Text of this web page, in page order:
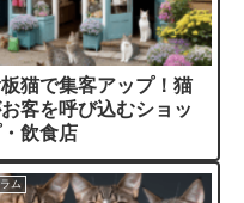
猫で集客アップ！猫
客を呼び込むショッ
飲食店
ム